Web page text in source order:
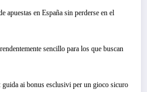
apuestas en España sin perderse en el
sencillo para los que buscan
ai bonus esclusivi per un gioco sicuro